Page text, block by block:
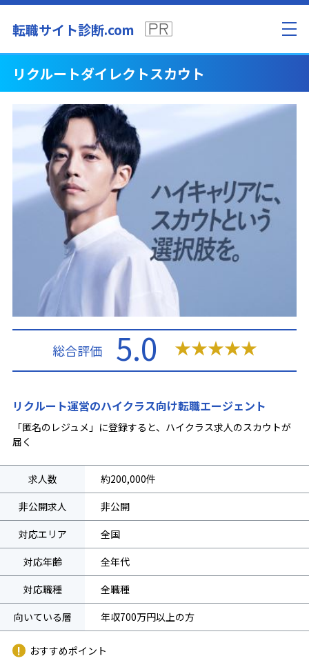
転職サイト診断.com
リクルートダイレクトスカウト
リクルート運営のハイクラス向け転職エージェント
「匿名のレジュメ」に登録すると、ハイクラス求人のスカウトが
届く
総合評価 5.0 ★★★★★
求人数
約200,000件
非公開求人
非公開
対応エリア
全国
対応年齢
全年代
対応職種
全職種
向いている層
年収700万円以上の方
おすすめポイント